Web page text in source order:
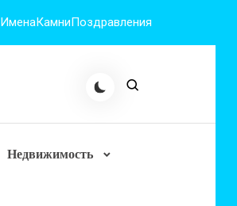
ИменаКамниПоздравления
Недвижимость